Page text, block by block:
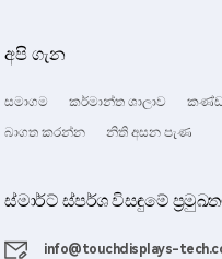
අපි ගැන
සමාගම කර්මාන්ත ශාලාව
බාගත කරන්න
නිති අසන පැණ
ස්මාර්ට් ස්පර්ශ විසඳුමේ
info@touchdisplays-